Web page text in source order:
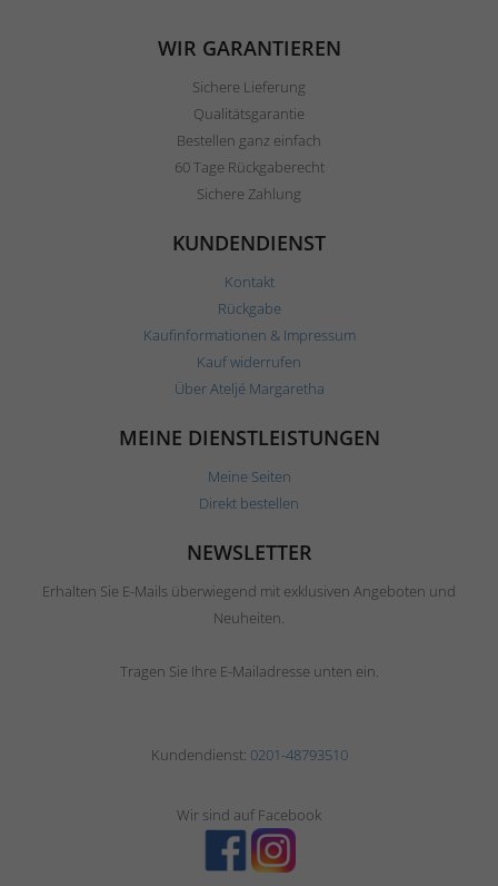
WIR GARANTIEREN
Sichere Lieferung
Qualitätsgarantie
Bestellen ganz einfach
60 Tage Rückgaberecht
Sichere Zahlung
KUNDENDIENST
Kontakt
Rückgabe
Kaufinformationen & Impressum
Kauf widerrufen
Über Ateljé Margaretha
MEINE DIENSTLEISTUNGEN
Meine Seiten
Direkt bestellen
NEWSLETTER
Erhalten Sie E-Mails überwiegend mit exklusiven Angeboten und
Neuheiten.
Tragen Sie Ihre E-Mailadresse unten ein.
Kundendienst: 0201-48793510
Wir sind auf Facebook